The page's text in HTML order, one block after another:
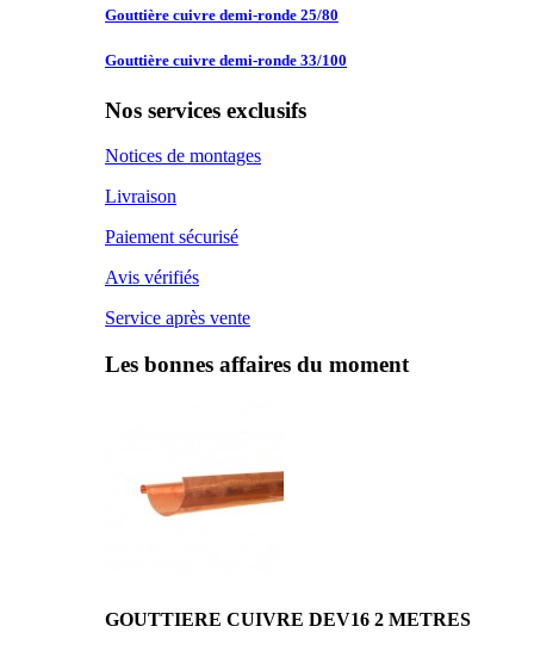
Gouttière cuivre demi-ronde 25/80
Gouttière cuivre demi-ronde 33/100
Nos services exclusifs
Notices de montages
Livraison
Paiement sécurisé
Avis vérifiés
Service après vente
Les bonnes affaires du moment
GOUTTIERE CUIVRE DEV16 2 METRES